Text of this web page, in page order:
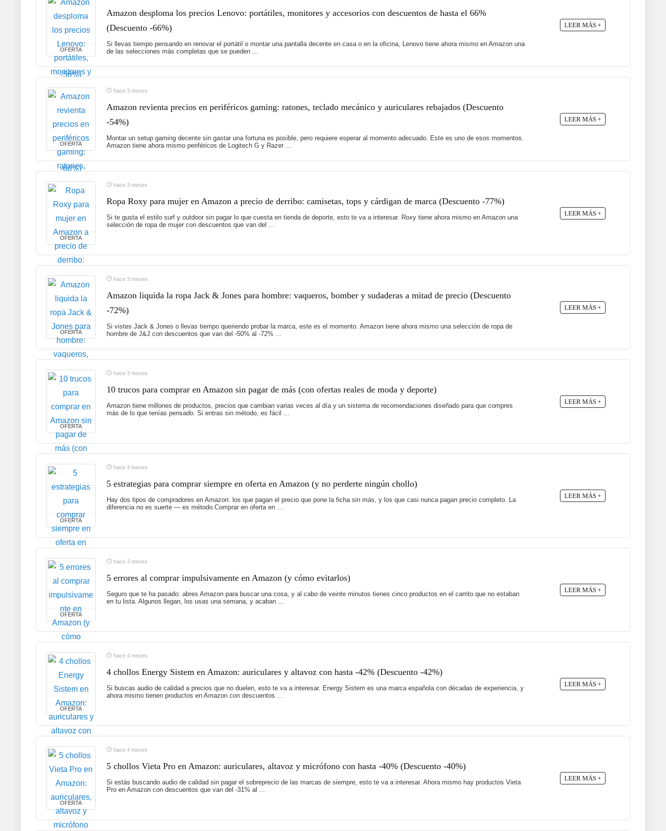
OFERTA
Amazon desploma los precios Lenovo: portátiles, monitores y accesorios con descuentos de hasta el 66%
(Descuento -66%)
Si llevas tiempo pensando en renovar el portátil o montar una pantalla decente en casa o en la oficina, Lenovo tiene ahora mismo en Amazon una
de las selecciones más completas que se pueden ...
LEER MÁS +
OFERTA
hace 3 meses
Amazon revienta precios en periféricos gaming: ratones, teclado mecánico y auriculares rebajados (Descuento
-54%)
Montar un setup gaming decente sin gastar una fortuna es posible, pero requiere esperar al momento adecuado. Este es uno de esos momentos.
Amazon tiene ahora mismo periféricos de Logitech G y Razer ...
LEER MÁS +
OFERTA
hace 3 meses
Ropa Roxy para mujer en Amazon a precio de derribo: camisetas, tops y cárdigan de marca (Descuento -77%)
Si te gusta el estilo surf y outdoor sin pagar lo que cuesta en tienda de deporte, esto te va a interesar. Roxy tiene ahora mismo en Amazon una
selección de ropa de mujer con descuentos que van del ...
LEER MÁS +
OFERTA
hace 3 meses
Amazon liquida la ropa Jack & Jones para hombre: vaqueros, bomber y sudaderas a mitad de precio (Descuento
-72%)
Si vistes Jack & Jones o llevas tiempo queriendo probar la marca, este es el momento. Amazon tiene ahora mismo una selección de ropa de
hombre de J&J con descuentos que van del -50% al -72% ...
LEER MÁS +
OFERTA
hace 3 meses
10 trucos para comprar en Amazon sin pagar de más (con ofertas reales de moda y deporte)
Amazon tiene millones de productos, precios que cambian varias veces al día y un sistema de recomendaciones diseñado para que compres
más de lo que tenías pensado. Si entras sin método, es fácil ...
LEER MÁS +
OFERTA
hace 3 meses
5 estrategias para comprar siempre en oferta en Amazon (y no perderte ningún chollo)
Hay dos tipos de compradores en Amazon: los que pagan el precio que pone la ficha sin más, y los que casi nunca pagan precio completo. La
diferencia no es suerte — es método.Comprar en oferta en ...
LEER MÁS +
OFERTA
hace 3 meses
5 errores al comprar impulsivamente en Amazon (y cómo evitarlos)
Seguro que te ha pasado: abres Amazon para buscar una cosa, y al cabo de veinte minutos tienes cinco productos en el carrito que no estaban
en tu lista. Algunos llegan, los usas una semana, y acaban ...
LEER MÁS +
OFERTA
hace 4 meses
4 chollos Energy Sistem en Amazon: auriculares y altavoz con hasta -42% (Descuento -42%)
Si buscas audio de calidad a precios que no duelen, esto te va a interesar. Energy Sistem es una marca española con décadas de experiencia, y
ahora mismo tienen productos en Amazon con descuentos ...
LEER MÁS +
OFERTA
hace 4 meses
5 chollos Vieta Pro en Amazon: auriculares, altavoz y micrófono con hasta -40% (Descuento -40%)
Si estás buscando audio de calidad sin pagar el sobreprecio de las marcas de siempre, esto te va a interesar. Ahora mismo hay productos Vieta
Pro en Amazon con descuentos que van del -31% al ...
LEER MÁS +